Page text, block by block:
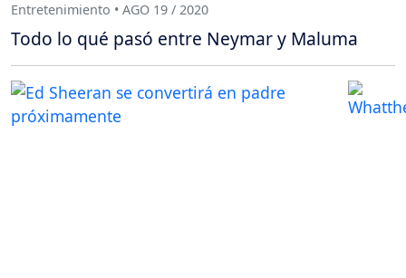
Entretenimiento • AGO 19 / 2020
Todo lo qué pasó entre Neymar y Maluma